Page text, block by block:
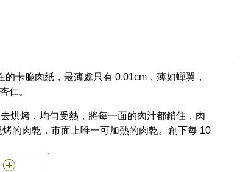
卡脆肉紙，最薄處只有 0.01cm，薄如蟬翼，
仁。
烘烤，均勻受熱，將每一面的肉汁都鎖住，肉
的肉乾，市面上唯一可加熱的肉乾。創下每 10